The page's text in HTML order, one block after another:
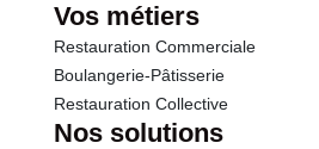
Vos métiers
Restauration Commerciale
Boulangerie-Pâtisserie
Restauration Collective
Nos solutions